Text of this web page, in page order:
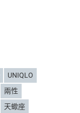
UNIQLO
兩性
天蠍座